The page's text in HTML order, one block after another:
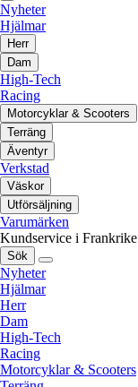
Nyheter
Hjälmar
Herr
Dam
High-Tech
Racing
Motorcyklar & Scooters
Terräng
Äventyr
Verkstad
Väskor
Utförsäljning
Varumärken
Kundservice i Frankrike
Sök
Nyheter
Hjälmar
Herr
Dam
High-Tech
Racing
Motorcyklar & Scooters